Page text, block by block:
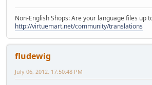
Non-English Shops: Are your language files up
http://virtuemart.net/community/translations
fludewig
July 06, 2012, 17:50:48 PM